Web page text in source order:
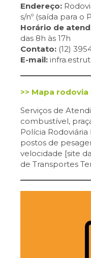
Endereço:
s/nº (saída para o
Horário de
das 8h às 17h
Contato: (12)
E-mail:
>> Mapa
Serviços de
combustível,
Polícia
postos de
velocidade [site
de Transportes